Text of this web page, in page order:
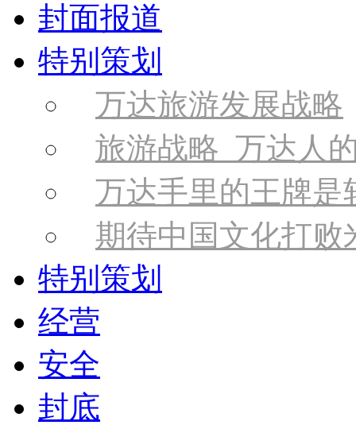
封面报道
特别策划
万达旅游发展战略
旅游战略 万达人
万达手里的王牌是
期待中国文化打败
特别策划
经营
安全
封底